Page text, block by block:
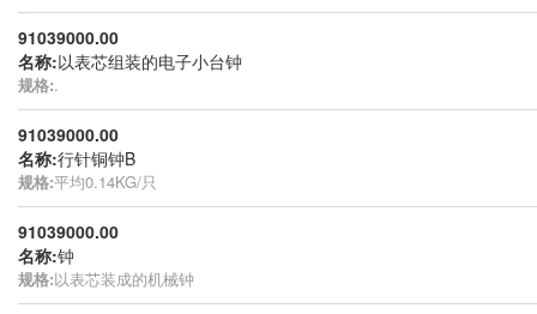
91039000.00
名称:以表芯组装的电子小台钟
规格:.
91039000.00
名称:行针铜钟B
规格:平均0.14KG/只
91039000.00
名称:钟
规格:以表芯装成的机械钟